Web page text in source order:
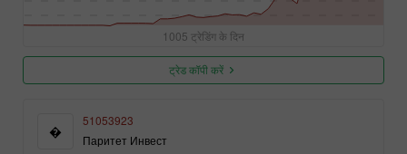
1005 ट्रेडिंग के दिन
ट्रेड कॉपी करें
�
51053923
Паритет Инвест